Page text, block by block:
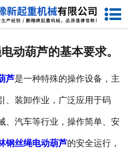
网站首页
资质荣誉
动葫芦的基本要求。
芦是一种特殊的操作设备，主
、装卸作业，广泛应用于码
、汽车等行业，操作简单、安
钢丝绳电动葫芦的安全运行，